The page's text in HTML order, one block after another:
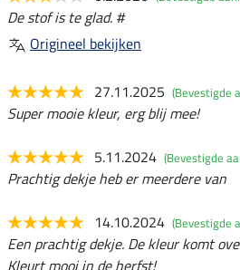
De stof is te glad. #
Origineel bekijken
27.11.2025 (Bevestigde
Super mooie kleur, erg blij mee!
5.11.2024 (Bevestigde
Prachtig dekje heb er meerdere van
14.10.2024 (Bevestigde
Een prachtig dekje. De kleur komt
Kleurt mooi in de herfst!